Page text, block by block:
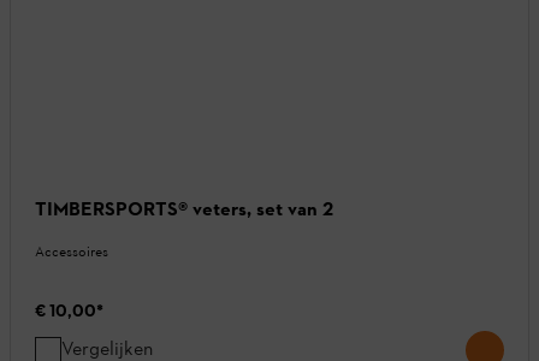
TIMBERSPORTS® veters, set van 2
Accessoires
€ 10,00*
Vergelijken